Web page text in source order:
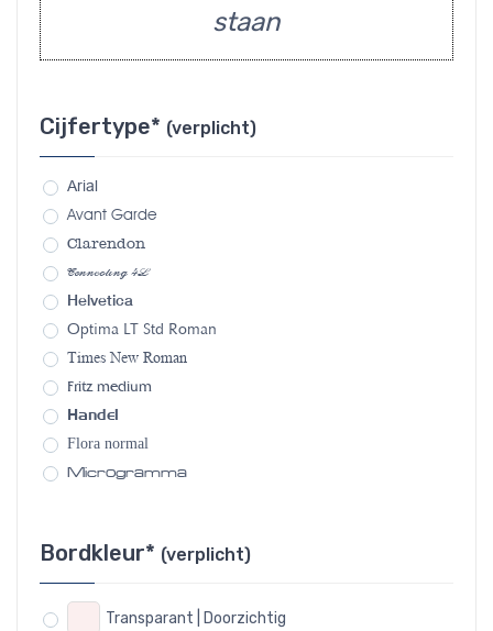
staan
Cijfertype* (verplicht)
Arial
Avant Garde
Clarendon
Connecting 4L
Helvetica
Optima LT Std Roman
Times New Roman
Fritz medium
Handel
Flora normal
Microgramma
Bordkleur* (verplicht)
Transparant | Doorzichtig